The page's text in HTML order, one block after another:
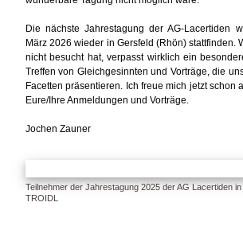
Die nächste Jahrestagung der AG-Lacertiden
März 2026 wieder in Gersfeld (Rhön) stattfinden.
nicht besucht hat, verpasst wirklich ein
Treffen von Gleichgesinnten und Vorträge, die
Facetten präsentieren. Ich freue mich jetzt schon
Eure/Ihre Anmeldungen und Vorträge.
Jochen Zauner
Teilnehmer der Jahrestagung 2025 der AG Lacertiden in
TROIDL